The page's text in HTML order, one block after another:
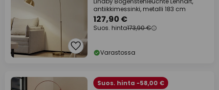
antiikkimessinki, metalli 183 cm
127,90 €
Suos. hinta173,90 €
Varastossa
Suos. hinta -58,00 €